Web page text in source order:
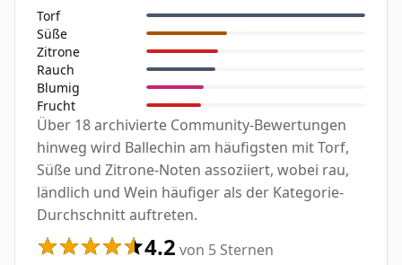
Torf
Süße
Zitrone
Rauch
Blumig
Frucht
Über 18 archivierte Community-Bewertungen
hinweg wird Ballechin am häufigsten mit Torf,
Süße und Zitrone-Noten assoziiert, wobei rau,
ländlich und Wein häufiger als der Kategorie-
Durchschnitt auftreten.
4.2 von 5 Sternen